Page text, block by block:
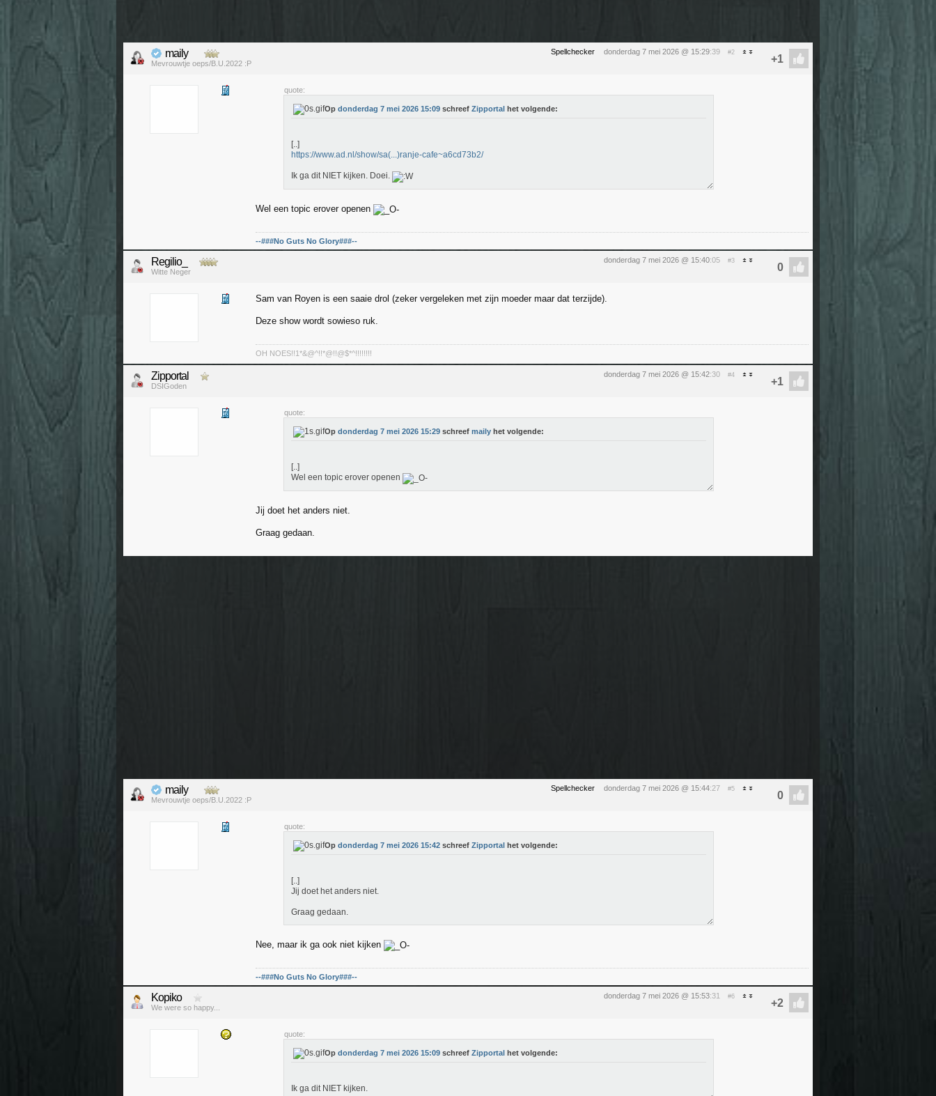
Spellchecker donderdag 7 mei 2026 @ 15:29:39 #2
maily
Mevrouwtje oeps/B.U.2022 :P
quote:
Op donderdag 7 mei 2026 15:09 schreef Zipportal het volgende:
[..]
https://www.ad.nl/show/sa(...)ranje-cafe~a6cd73b2/
Ik ga dit NIET kijken. Doei.
Wel een topic erover openen
--###No Guts No Glory###--
donderdag 7 mei 2026 @ 15:40:05 #3
Regilio_
Witte Neger
Sam van Royen is een saaie drol (zeker vergeleken met zijn moeder maar dat terzijde).
Deze show wordt sowieso ruk.
OH NOES!!1*&@^!!*@!!@$*^!!!!!!!!
donderdag 7 mei 2026 @ 15:42:30 #4
Zipportal
DSIGoden
quote:
Op donderdag 7 mei 2026 15:29 schreef maily het volgende:
[..]
Wel een topic erover openen
Jij doet het anders niet.
Graag gedaan.
Spellchecker donderdag 7 mei 2026 @ 15:44:27 #5
maily
Mevrouwtje oeps/B.U.2022 :P
quote:
Op donderdag 7 mei 2026 15:42 schreef Zipportal het volgende:
[..]
Jij doet het anders niet.
Graag gedaan.
Nee, maar ik ga ook niet kijken
--###No Guts No Glory###--
donderdag 7 mei 2026 @ 15:53:31 #6
Kopiko
We were so happy...
quote:
Op donderdag 7 mei 2026 15:09 schreef Zipportal het volgende:
Ik ga dit NIET kijken.